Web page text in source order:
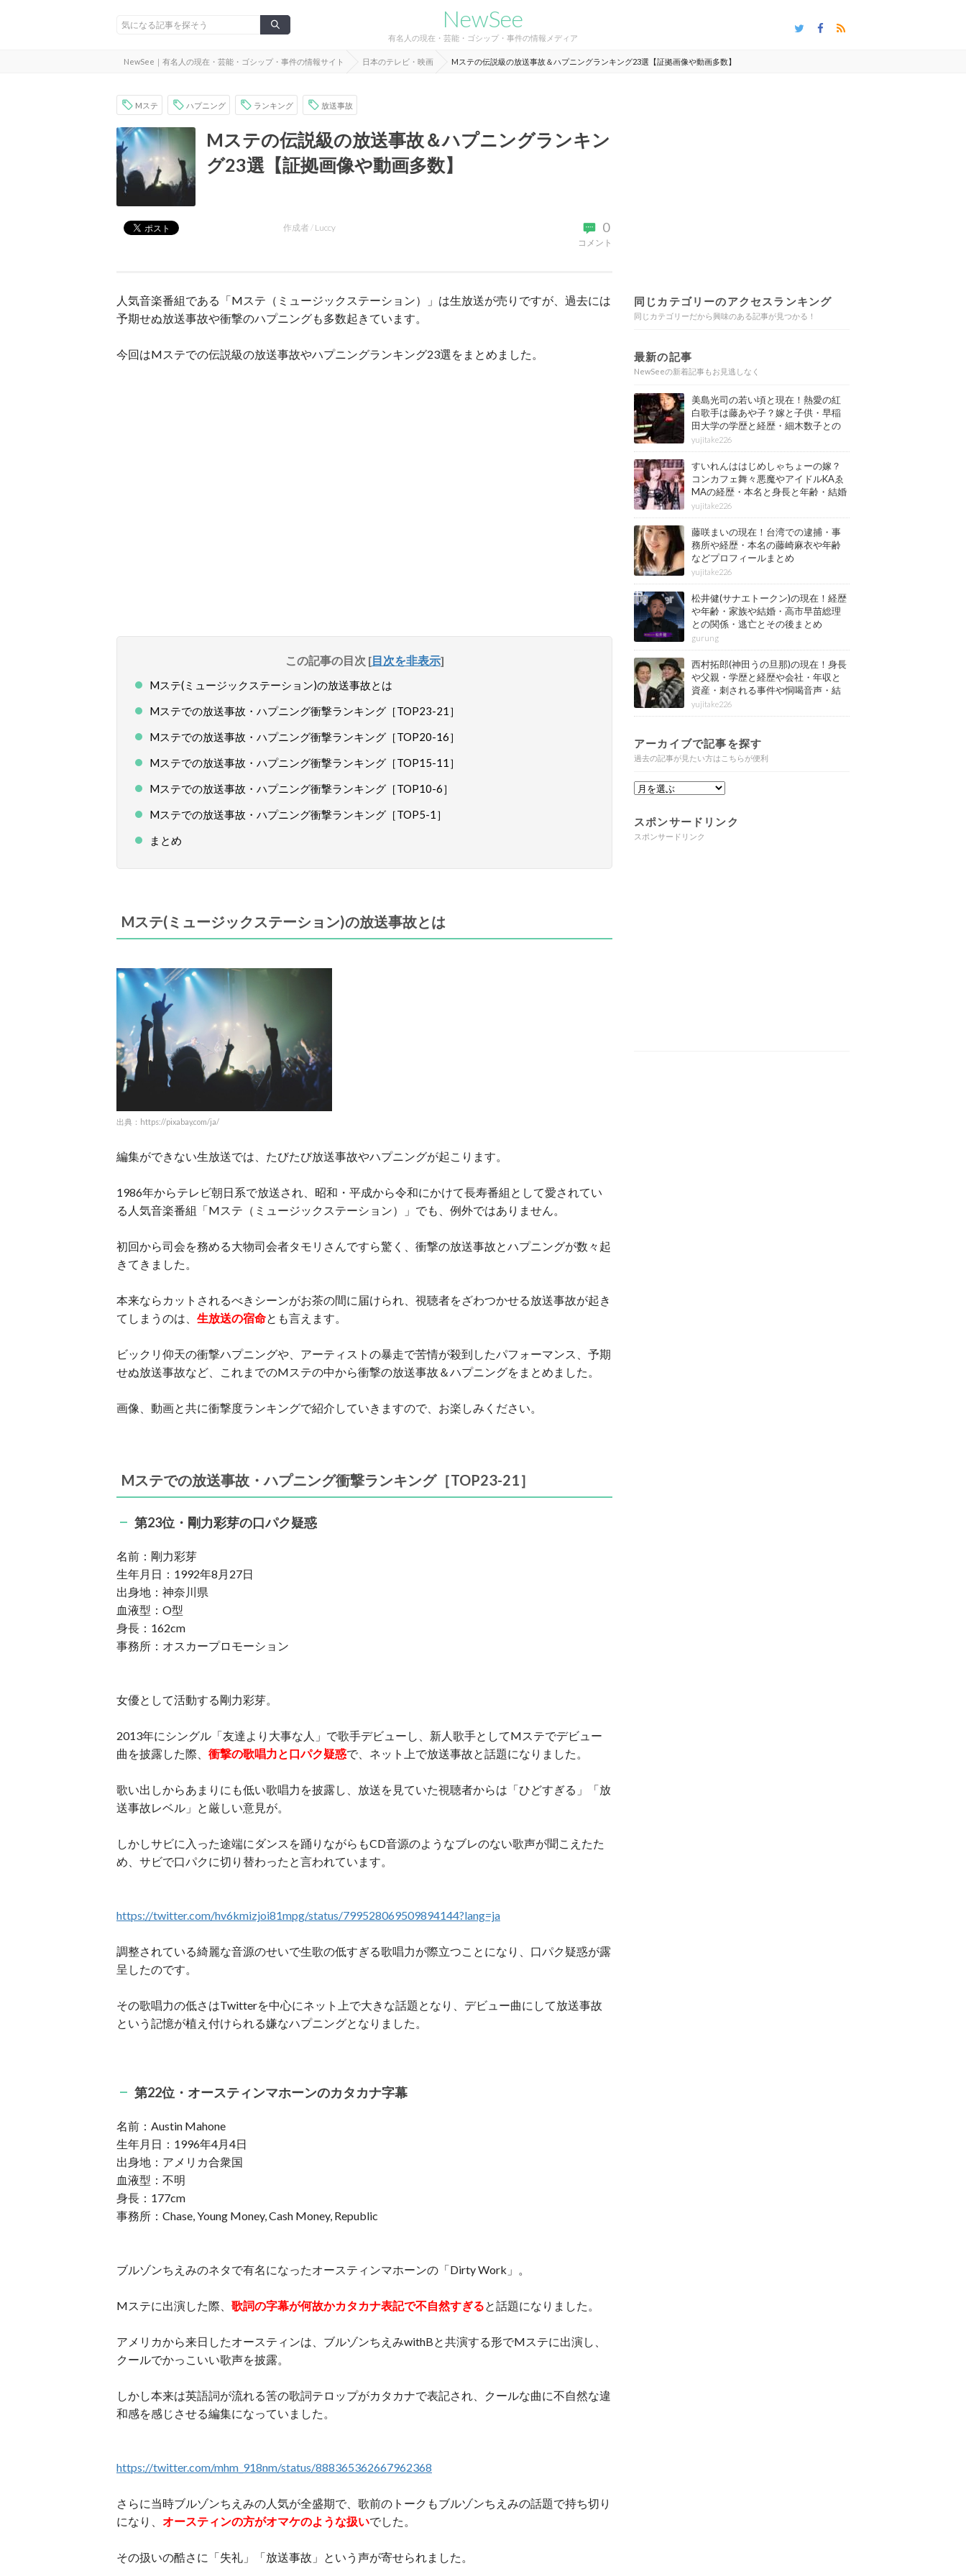
NewSee
有名人の現在・芸能・ゴシップ・事件の情報メディア
NewSee｜有名人の現在・芸能・ゴシップ・事件の情報サイト 日本のテレビ・映画 Mステの伝説級の放送事故＆ハプニングランキング23選【証拠画像や動画多数】
Mステ ハプニング ランキング 放送事故
Mステの伝説級の放送事故＆ハプニングランキン
グ23選【証拠画像や動画多数】
0
コメント
作成者 / Luccy
人気音楽番組である「Mステ（ミュージックステーション）」は生放送が売りですが、過去には
予期せぬ放送事故や衝撃のハプニングも多数起きています。
今回はMステでの伝説級の放送事故やハプニングランキング23選をまとめました。
この記事の目次 [目次を非表示]
Mステ(ミュージックステーション)の放送事故とは
Mステでの放送事故・ハプニング衝撃ランキング［TOP23-21］
Mステでの放送事故・ハプニング衝撃ランキング［TOP20-16］
Mステでの放送事故・ハプニング衝撃ランキング［TOP15-11］
Mステでの放送事故・ハプニング衝撃ランキング［TOP10-6］
Mステでの放送事故・ハプニング衝撃ランキング［TOP5-1］
まとめ
Mステ(ミュージックステーション)の放送事故とは
出典：https://pixabay.com/ja/
編集ができない生放送では、たびたび放送事故やハプニングが起こります。
1986年からテレビ朝日系で放送され、昭和・平成から令和にかけて長寿番組として愛されてい
る人気音楽番組「Mステ（ミュージックステーション）」でも、例外ではありません。
初回から司会を務める大物司会者タモリさんですら驚く、衝撃の放送事故とハプニングが数々起
きてきました。
本来ならカットされるべきシーンがお茶の間に届けられ、視聴者をざわつかせる放送事故が起き
てしまうのは、 生放送の宿命とも言えます。
ビックリ仰天の衝撃ハプニングや、アーティストの暴走で苦情が殺到したパフォーマンス、予期
せぬ放送事故など、これまでのMステの中から衝撃の放送事故＆ハプニングをまとめました。
画像、動画と共に衝撃度ランキングで紹介していきますので、お楽しみください。
Mステでの放送事故・ハプニング衝撃ランキング［TOP23-21］
第23位・剛力彩芽の口パク疑惑
名前：剛力彩芽
生年月日：1992年8月27日
出身地：神奈川県
血液型：O型
身長：162cm
事務所：オスカープロモーション
女優として活動する剛力彩芽。
2013年にシングル「友達より大事な人」で歌手デビューし、新人歌手としてMステでデビュー
曲を披露した際、 衝撃の歌唱力と口パク疑惑で、ネット上で放送事故と話題になりました。
歌い出しからあまりにも低い歌唱力を披露し、放送を見ていた視聴者からは「ひどすぎる」「放
送事故レベル」と厳しい意見が。
しかしサビに入った途端にダンスを踊りながらもCD音源のようなブレのない歌声が聞こえたた
め、サビで口パクに切り替わったと言われています。
https://twitter.com/hv6kmizjoi81mpg/status/799528069509894144?lang=ja
調整されている綺麗な音源のせいで生歌の低すぎる歌唱力が際立つことになり、口パク疑惑が露
呈したのです。
その歌唱力の低さはTwitterを中心にネット上で大きな話題となり、デビュー曲にして放送事故
という記憶が植え付けられる嫌なハプニングとなりました。
第22位・オースティンマホーンのカタカナ字幕
名前：Austin Mahone
生年月日：1996年4月4日
出身地：アメリカ合衆国
血液型：不明
身長：177cm
事務所：Chase, Young Money, Cash Money, Republic
ブルゾンちえみのネタで有名になったオースティンマホーンの「Dirty Work」。
Mステに出演した際、 歌詞の字幕が何故かカタカナ表記で不自然すぎると話題になりました。
アメリカから来日したオースティンは、ブルゾンちえみwithBと共演する形でMステに出演し、
クールでかっこいい歌声を披露。
しかし本来は英語詞が流れる筈の歌詞テロップがカタカナで表記され、クールな曲に不自然な違
和感を感じさせる編集になっていました。
https://twitter.com/mhm_918nm/status/888365362667962368
さらに当時ブルゾンちえみの人気が全盛期で、歌前のトークもブルゾンちえみの話題で持ち切り
になり、 オースティンの方がオマケのような扱いでした。
その扱いの酷さに「失礼」「放送事故」という声が寄せられました。
同じカテゴリーのアクセスランキング
同じカテゴリーだから興味のある記事が見つかる！
最新の記事
NewSeeの新着記事もお見逃しなく
美島光司の若い頃と現在！熱愛の紅
白歌手は藤あや子？嫁と子供・早稲
田大学の学歴と経歴・細木数子との
確執もまとめ
yujitake226
すいれんははじめしゃちょーの嫁？
コンカフェ舞々悪魔やアイドルKAゑ
MAの経歴・本名と身長と年齢・結婚
情報もまとめ
yujitake226
藤咲まいの現在！台湾での逮捕・事
務所や経歴・本名の藤崎麻衣や年齢
などプロフィールまとめ
yujitake226
松井健(サナエトークン)の現在！経歴
や年齢・家族や結婚・高市早苗総理
との関係・逃亡とその後まとめ
gurung
西村拓郎(神田うの旦那)の現在！身長
や父親・学歴と経歴や会社・年収と
資産・刺される事件や恫喝音声・結
婚と子供や自宅・脳梗塞の病気もま
とめ
yujitake226
アーカイブで記事を探す
過去の記事が見たい方はこちらが便利
スポンサードリンク
スポンサードリンク